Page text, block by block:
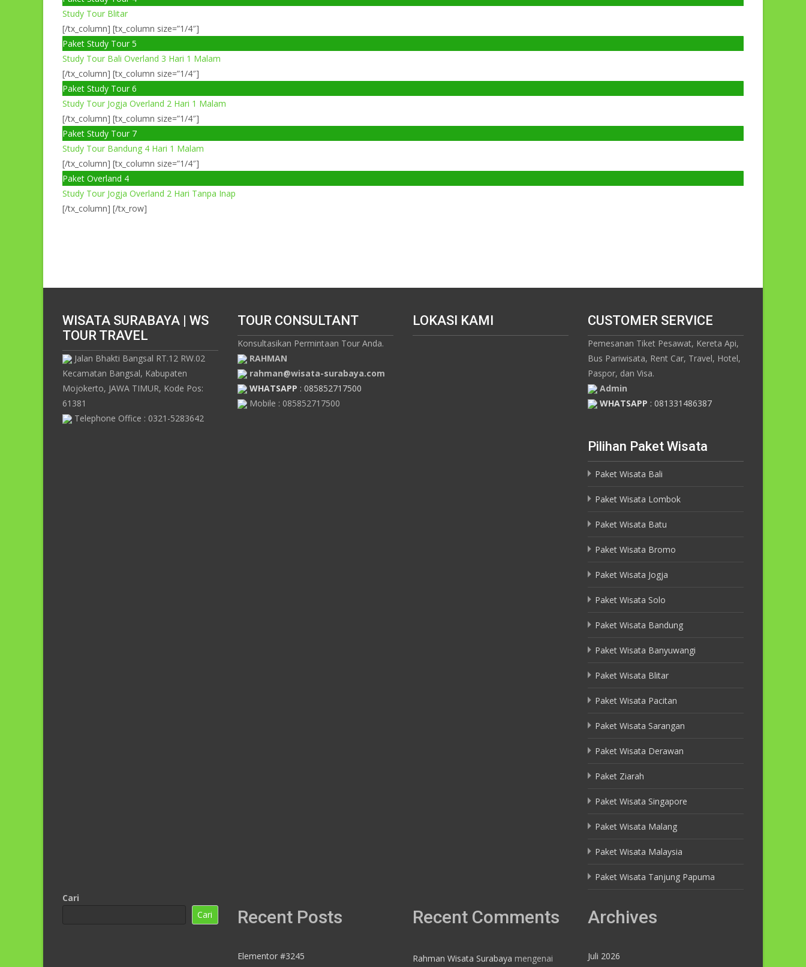
Study Tour Blitar
[/tx_column] [tx_column size=”1/4″]
Paket Study Tour 5
Study Tour Bali Overland 3 Hari 1 Malam
[/tx_column] [tx_column size=”1/4″]
Paket Study Tour 6
Study Tour Jogja Overland 2 Hari 1 Malam
[/tx_column] [tx_column size=”1/4″]
Paket Study Tour 7
Study Tour Bandung 4 Hari 1 Malam
[/tx_column] [tx_column size=”1/4″]
Paket Overland 4
Study Tour Jogja Overland 2 Hari Tanpa Inap
[/tx_column] [/tx_row]
WISATA SURABAYA | WS
TOUR TRAVEL
Jalan Bhakti Bangsal RT.12 RW.02
Kecamatan Bangsal, Kabupaten
Mojokerto, JAWA TIMUR, Kode Pos:
61381
Telephone Office : 0321-5283642
TOUR CONSULTANT
Konsultasikan Permintaan Tour Anda.
RAHMAN
rahman@wisata-surabaya.com
WHATSAPP : 085852717500
Mobile : 085852717500
LOKASI KAMI CUSTOMER SERVICE
Pemesanan Tiket Pesawat, Kereta Api,
Bus Pariwisata, Rent Car, Travel, Hotel,
Paspor, dan Visa.
Admin
WHATSAPP : 081331486387
Pilihan Paket Wisata
Paket Wisata Bali
Paket Wisata Lombok
Paket Wisata Batu
Paket Wisata Bromo
Paket Wisata Jogja
Paket Wisata Solo
Paket Wisata Bandung
Paket Wisata Banyuwangi
Paket Wisata Blitar
Paket Wisata Pacitan
Paket Wisata Sarangan
Paket Wisata Derawan
Paket Ziarah
Paket Wisata Singapore
Paket Wisata Malang
Paket Wisata Malaysia
Paket Wisata Tanjung Papuma
Cari
Cari
Recent Posts
Elementor #3245
Recent Comments
Rahman Wisata Surabaya mengenai
Archives
Juli 2026